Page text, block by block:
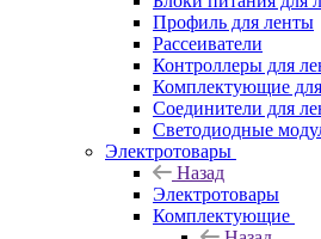
Профиль для ленты
Рассеиватели
Контроллеры для
Комплектующие
Соединители для
Светодиодные
Электротовары
Назад
Электротовары
Комплектующие